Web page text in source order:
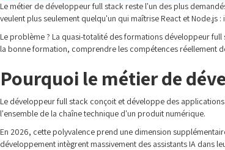
Le métier de développeur full stack reste l'un des plus
veulent plus seulement quelqu'un qui maîtrise React et
Le problème ? La quasi-totalité des formations développeur
la bonne formation, comprendre les compétences réellement
Pourquoi le métier de
Le développeur full stack conçoit et développe des
l'ensemble de la chaîne technique d'un produit numérique.
En 2026, cette polyvalence prend une dimension
développement intègrent massivement des assistants IA dans